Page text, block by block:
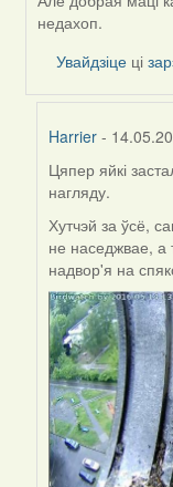
by
недахоп.
Увайдзіце ці
Harrier -
In
reply
to
by
Harrier
Цяпер яйкі
нагляду.
Хутчэй за ўсё,
не наседжвае, а
надвор'я на